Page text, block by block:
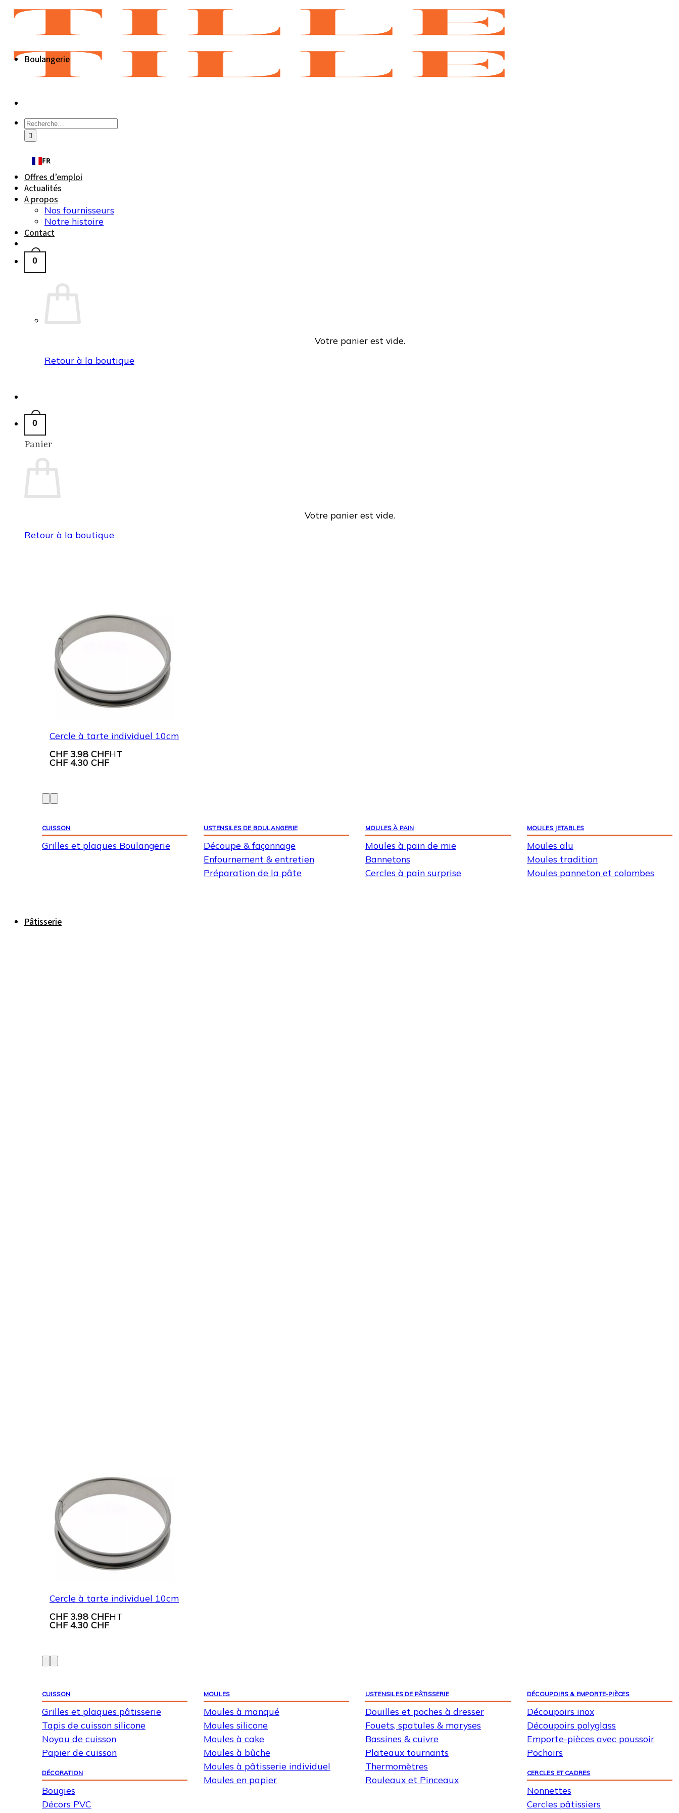
Passer
au
Recherche
pour :
FR
Offres d’emploi
Actualités
A propos
Nos fournisseurs
Notre histoire
Contact
0
Votre panier est vide.
Retour à la boutique
0
Panier
Votre panier est vide.
Retour à la boutique
Boulangerie
Cercle à tarte individuel 10cm
CHF3.98 CHFHT
CHF4.30 CHF
CUISSON
Grilles et plaques Boulangerie
USTENSILES DE BOULANGERIE
Découpe & façonnage
Enfournement & entretien
Préparation de la pâte
MOULES À PAIN
Moules à pain de mie
Bannetons
Cercles à pain surprise
MOULES JETABLES
Moules alu
Moules tradition
Moules panneton et colombes
Pâtisserie
Cercle à tarte individuel 10cm
CHF3.98 CHFHT
CHF4.30 CHF
CUISSON
Grilles et plaques pâtisserie
Tapis de cuisson silicone
Noyau de cuisson
Papier de cuisson
DÉCORATION
Bougies
Décors PVC
MOULES
Moules à manqué
Moules silicone
Moules à cake
Moules à bûche
Moules à pâtisserie individuel
Moules en papier
USTENSILES DE PÂTISSERIE
Douilles et poches à dresser
Fouets, spatules & maryses
Bassines & cuivre
Plateaux tournants
Thermomètres
Rouleaux et Pinceaux
DÉCOUPOIRS & EMPORTE-PIÈCES
Découpoirs inox
Découpoirs polyglass
Emporte-pièces avec poussoir
Pochoirs
CERCLES ET CADRES
Nonnettes
Cercles pâtissiers